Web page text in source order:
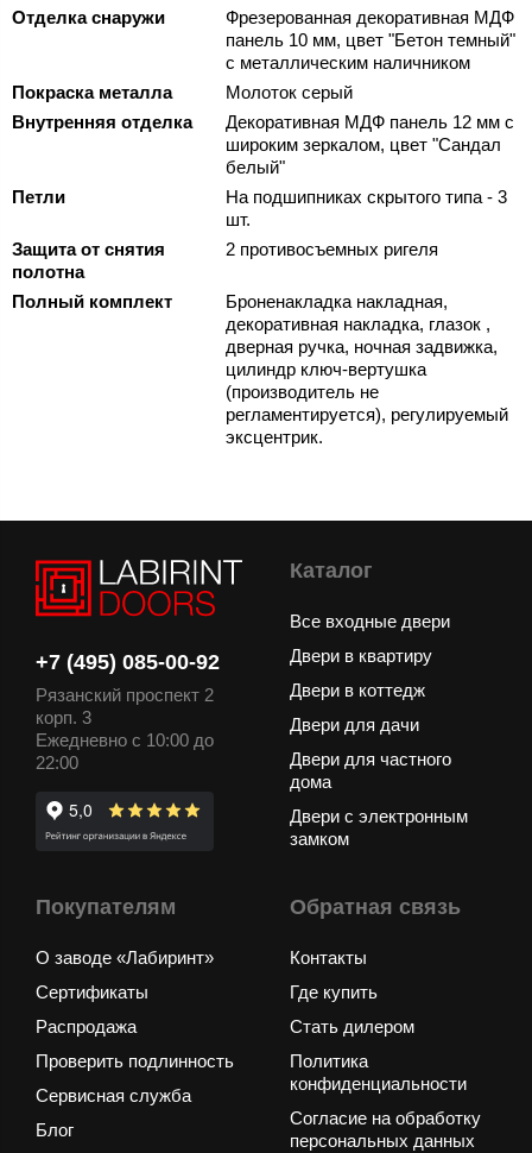
Отделка снаружи
Фрезерованная декоративная МДФ
панель 10 мм, цвет "Бетон темный"
с металлическим наличником
Покраска металла
Молоток серый
Внутренняя отделка
Декоративная МДФ панель 12 мм с
широким зеркалом, цвет "Сандал
белый"
Петли
На подшипниках скрытого типа - 3
шт.
Защита от снятия
полотна
2 противосъемных ригеля
Полный комплект
Броненакладка накладная,
декоративная накладка, глазок ,
дверная ручка, ночная задвижка,
цилиндр ключ-вертушка
(производитель не
регламентируется), регулируемый
эксцентрик.
+7 (495) 085-00-92
Рязанский проспект 2
корп. 3
Ежедневно с 10:00 до
22:00
Каталог
Все входные двери
Двери в квартиру
Двери в коттедж
Двери для дачи
Двери для частного
дома
Двери с электронным
замком
Покупателям
О заводе «Лабиринт»
Сертификаты
Распродажа
Проверить подлинность
Сервисная служба
Блог
Обратная связь
Контакты
Где купить
Стать дилером
Политика
конфиденциальности
Согласие на обработку
персональных данных